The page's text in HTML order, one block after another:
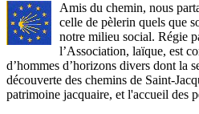
Amis du chemin, nous
celle de pèlerin quels que
notre milieu social. Régie
l’Association, laïque, est
d’hommes d’horizons divers dont la
découverte des chemins de Saint-
patrimoine jacquaire, et l'accueil des